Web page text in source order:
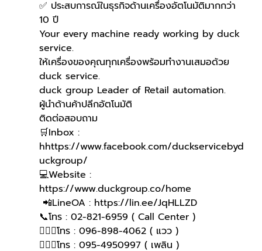
✅ ประสบการณ์ในธุรกิจด้านเครื่องอัตโนมัติมากกว่า
10 ปี
Your every machine ready working by duck
service.
ให้เครื่องของคุณทุกเครื่องพร้อมทำงานเสมอด้วย
duck service.
duck group Leader of Retail automation.
ผู้นำด้านค้าปลีกอัตโนมัติ
ติดต่อสอบถาม
🛒Inbox :
hhttps://www.facebook.com/duckservicebyd
uckgroup/
💻Website :
https://www.duckgroup.co/home
📲LineOA : https://lin.ee/JqHLLZD
📞โทร : 02-821-6959 ( Call Center )
🙋🏻‍♀โทร : 096-898-4062 ( แวว )
🙋🏻‍♀โทร : 095-4950997 ( เพลิน )